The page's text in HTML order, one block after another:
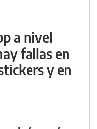
a nivel
fallas en
y en